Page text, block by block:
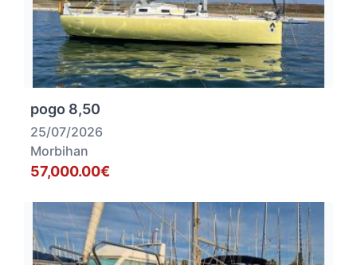
pogo 8,50
25/07/2026
Morbihan
57,000.00€